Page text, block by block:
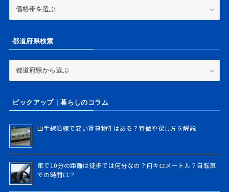
帯
都道府県検索
検ピックアップ｜暮らしのコラム
山手線沿線で安い賃貸物件はある？特徴や探し方を解説
車で10分の距離は徒歩では何分なの？何キロメートル？自転車
での時間は？